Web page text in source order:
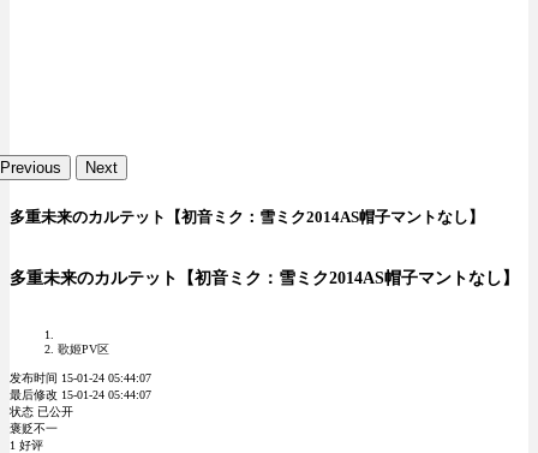
Previous Next
多重未来のカルテット【初音ミク：雪ミク2014AS帽子マントなし】
多重未来のカルテット【初音ミク：雪ミク2014AS帽子マントなし】
歌姬PV区
发布时间 15-01-24 05:44:07
最后修改 15-01-24 05:44:07
状态 已公开
褒贬不一
1 好评